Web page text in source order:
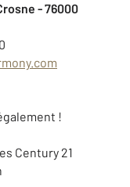
- 76000
!
Century 21